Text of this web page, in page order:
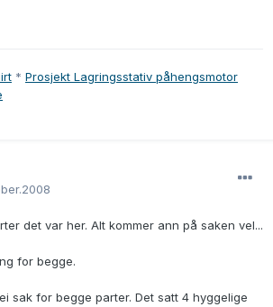
* Prosjekt Lagringsstativ påhengsmotor
det var her. Alt kommer ann på saken vel...
for begge.
sak for begge parter. Det satt 4 hyggelige